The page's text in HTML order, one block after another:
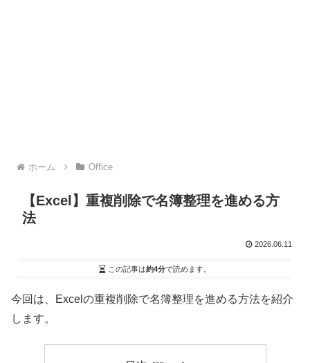
ホーム Office
【Excel】重複削除で名簿整理を進める方
法
2026.06.11
この記事は約4分で読めます。
今回は、Excelの重複削除で名簿整理を進める方法を紹介
します。